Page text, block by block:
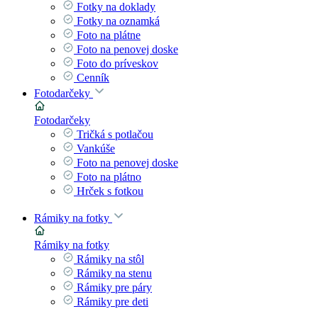
Fotky na doklady
Fotky na oznamká
Foto na plátne
Foto na penovej doske
Foto do príveskov
Cenník
Fotodarčeky
Fotodarčeky
Tričká s potlačou
Vankúše
Foto na penovej doske
Foto na plátno
Hrček s fotkou
Rámiky na fotky
Rámiky na fotky
Rámiky na stôl
Rámiky na stenu
Rámiky pre páry
Rámiky pre deti